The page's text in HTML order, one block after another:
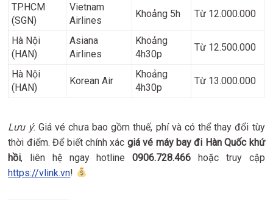
TP.HCM
(SGN)
Vietnam
Airlines
Khoảng 5h Từ 12.000.000
Hà Nội
(HAN)
Asiana
Airlines
Khoảng
4h30p
Từ 12.500.000
Hà Nội
(HAN)
Korean Air
Khoảng
4h30p
Từ 13.000.000
Lưu ý: Giá vé chưa bao gồm thuế, phí và có thể thay đổi tùy
thời điểm. Để biết chính xác giá vé máy bay đi Hàn Quốc khứ
hồi, liên hệ ngay hotline0906.728.466 hoặc truy cập
https://vlink.vn!